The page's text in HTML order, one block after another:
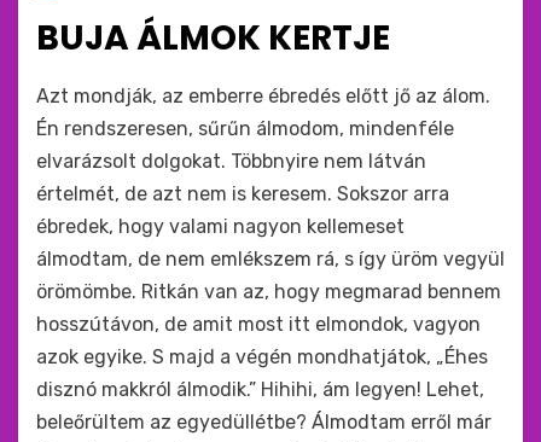
BUJA ÁLMOK KERTJE
by monkey
Azt mondják, az emberre ébredés előtt jő az álom.
Én rendszeresen, sűrűn álmodom, mindenféle
elvarázsolt dolgokat. Többnyire nem látván
értelmét, de azt nem is keresem. Sokszor arra
ébredek, hogy valami nagyon kellemeset
álmodtam, de nem emlékszem rá, s így üröm vegyül
örömömbe. Ritkán van az, hogy megmarad bennem
hosszútávon, de amit most itt elmondok, vagyon
azok egyike. S majd a végén mondhatjátok, „Éhes
disznó makkról álmodik.” Hihihi, ám legyen! Lehet,
beleőrültem az egyedüllétbe? Álmodtam erről már